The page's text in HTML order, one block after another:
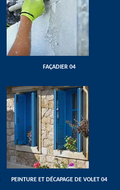
FAÇADIER 04
PEINTURE ET DÉCAPAGE DE VOLET 04